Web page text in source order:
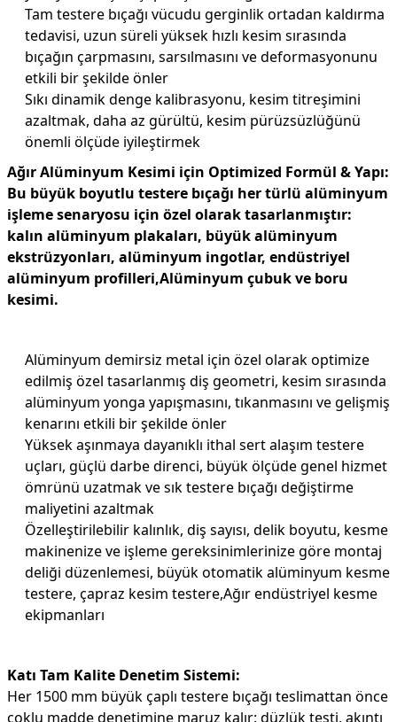
Tam testere bıçağı vücudu gerginlik ortadan kaldırma
tedavisi, uzun süreli yüksek hızlı kesim sırasında
bıçağın çarpmasını, sarsılmasını ve deformasyonunu
etkili bir şekilde önler
Sıkı dinamik denge kalibrasyonu, kesim titreşimini
azaltmak, daha az gürültü, kesim pürüzsüzlüğünü
önemli ölçüde iyileştirmek
Ağır Alüminyum Kesimi için Optimized Formül & Yapı:
Bu büyük boyutlu testere bıçağı her türlü alüminyum
işleme senaryosu için özel olarak tasarlanmıştır:
kalın alüminyum plakaları, büyük alüminyum
ekstrüzyonları, alüminyum ingotlar, endüstriyel
alüminyum profilleri,Alüminyum çubuk ve boru
kesimi.
Alüminyum demirsiz metal için özel olarak optimize
edilmiş özel tasarlanmış diş geometri, kesim sırasında
alüminyum yonga yapışmasını, tıkanmasını ve gelişmiş
kenarını etkili bir şekilde önler
Yüksek aşınmaya dayanıklı ithal sert alaşım testere
uçları, güçlü darbe direnci, büyük ölçüde genel hizmet
ömrünü uzatmak ve sık testere bıçağı değiştirme
maliyetini azaltmak
Özelleştirilebilir kalınlık, diş sayısı, delik boyutu, kesme
makinenize ve işleme gereksinimlerinize göre montaj
deliği düzenlemesi, büyük otomatik alüminyum kesme
testere, çapraz kesim testere,Ağır endüstriyel kesme
ekipmanları
Katı Tam Kalite Denetim Sistemi:
Her 1500 mm büyük çaplı testere bıçağı teslimattan önce
çoklu madde denetimine maruz kalır: düzlük testi, akıntı